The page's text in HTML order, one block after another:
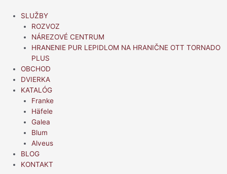
SLUŽBY
ROZVOZ
NÁREZOVÉ CENTRUM
HRANENIE PUR LEPIDLOM NA HRANIČNE OTT TORNADO
PLUS
OBCHOD
DVIERKA
KATALÓG
Franke
Häfele
Galea
Blum
Alveus
BLOG
KONTAKT